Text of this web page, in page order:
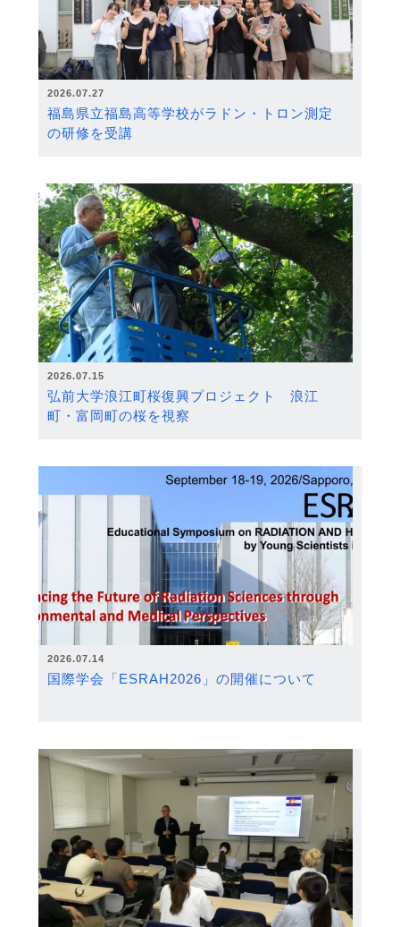
2026.07.27
福島県立福島高等学校がラドン・トロン測定
の研修を受講
2026.07.15
弘前大学浪江町桜復興プロジェクト 浪江
町・富岡町の桜を視察
2026.07.14
国際学会「ESRAH2026」の開催について